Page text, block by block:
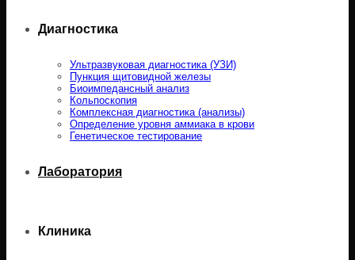
Диагностика
Ультразвуковая диагностика (УЗИ)
Пункция щитовидной железы
Биоимпедансный анализ
Кольпоскопия
Комплексная диагностика (анализы)
Определение уровня аммиака в крови
Генетическое тестирование
Лаборатория
Клиника